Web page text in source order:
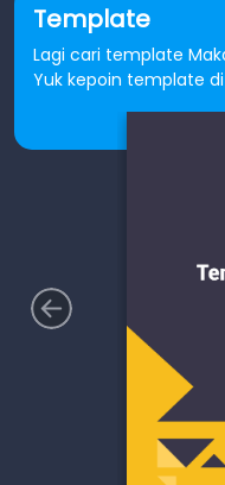
Template
Lagi cari template
Yuk kepoin template